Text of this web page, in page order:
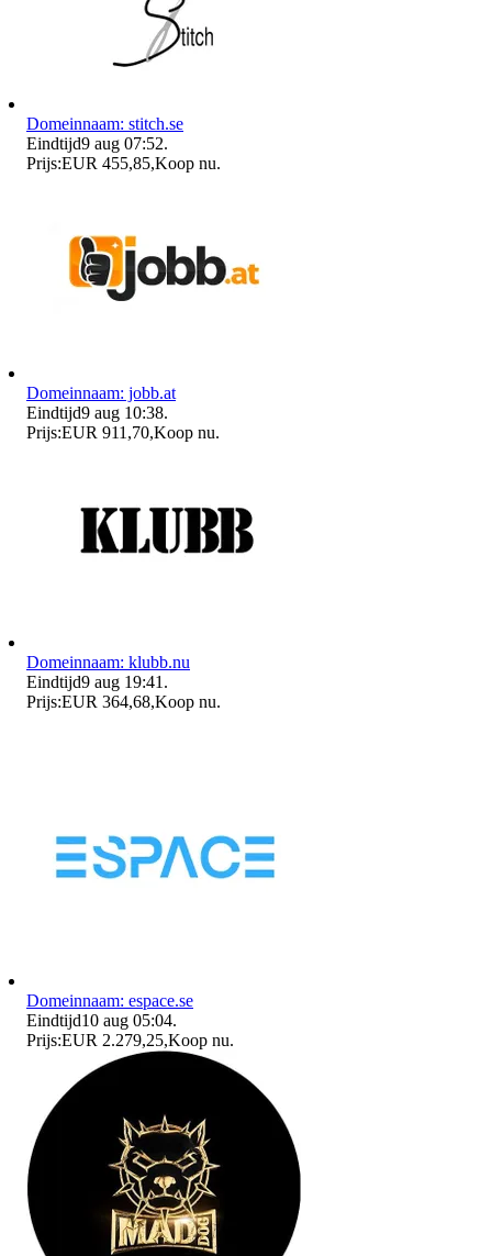
Domeinnaam: stitch.se
Eindtijd9 aug 07:52.
Prijs:EUR 455,85,Koop nu.
Domeinnaam: jobb.at
Eindtijd9 aug 10:38.
Prijs:EUR 911,70,Koop nu.
Domeinnaam: klubb.nu
Eindtijd9 aug 19:41 .
Prijs:EUR 364,68,Koop nu.
Domeinnaam: espace.se
Eindtijd10 aug 05:04.
Prijs:EUR 2.279,25,Koop nu.